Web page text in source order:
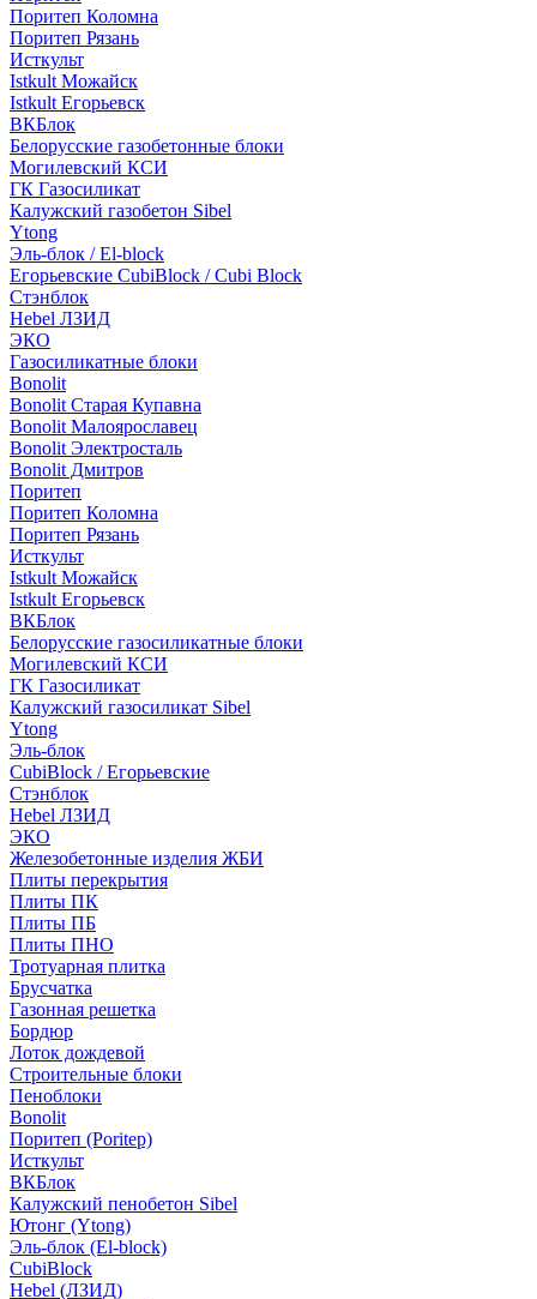
Поритеп Коломна
Поритеп Рязань
Исткульт
Istkult Можайск
Istkult Егорьевск
ВКБлок
Белорусские газобетонные блоки
Могилевский КСИ
ГК Газосиликат
Калужский газобетон Sibel
Ytong
Эль-блок / El-block
Егорьевские CubiBlock / Cubi Block
Стэнблок
Hebel ЛЗИД
ЭКО
Газосиликатные блоки
Bonolit
Bonolit Старая Купавна
Bonolit Малоярославец
Bonolit Электросталь
Bonolit Дмитров
Поритеп
Поритеп Коломна
Поритеп Рязань
Исткульт
Istkult Можайск
Istkult Егорьевск
ВКБлок
Белорусские газосиликатные блоки
Могилевский КСИ
ГК Газосиликат
Калужский газосиликат Sibel
Ytong
Эль-блок
CubiBlock / Егорьевские
Стэнблок
Hebel ЛЗИД
ЭКО
Железобетонные изделия ЖБИ
Плиты перекрытия
Плиты ПК
Плиты ПБ
Плиты ПНО
Тротуарная плитка
Брусчатка
Газонная решетка
Бордюр
Лоток дождевой
Строительные блоки
Пеноблоки
Bonolit
Поритеп (Poritep)
Исткульт
ВКБлок
Калужский пенобетон Sibel
Ютонг (Ytong)
Эль-блок (El-block)
CubiBlock
Hebel (ЛЗИД)